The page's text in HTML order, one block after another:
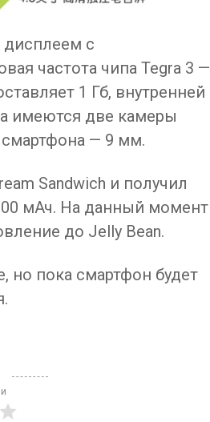
с
частота чипа Tegra 3 —
1 Гб, внутренней
имеются две камеры
— 9 мм.
Sandwich и получил
мАч. На данный момент
до Jelly Bean.
но пока смартфон будет